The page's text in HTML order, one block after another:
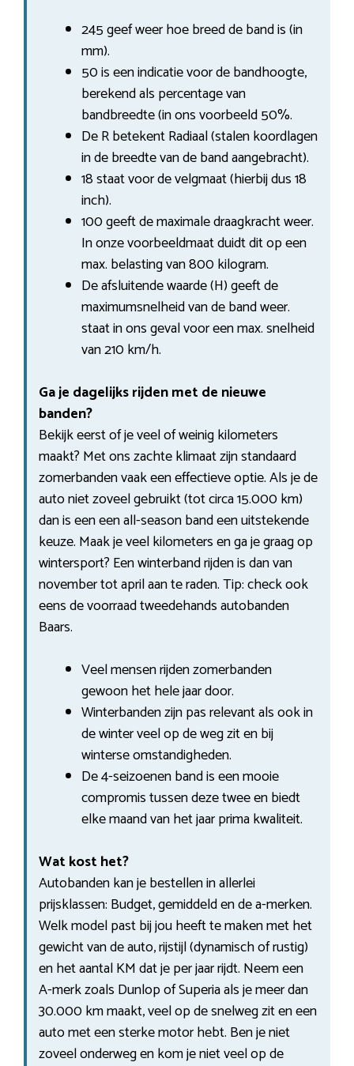
245 geef weer hoe breed de band is (in
mm).
50 is een indicatie voor de bandhoogte,
berekend als percentage van
bandbreedte (in ons voorbeeld 50%.
De R betekent Radiaal (stalen koordlagen
in de breedte van de band aangebracht).
18 staat voor de velgmaat (hierbij dus 18
inch).
100 geeft de maximale draagkracht weer.
In onze voorbeeldmaat duidt dit op een
max. belasting van 800 kilogram.
De afsluitende waarde (H) geeft de
maximumsnelheid van de band weer.
staat in ons geval voor een max. snelheid
van 210 km/h.
Ga je dagelijks rijden met de nieuwe
banden?
Bekijk eerst of je veel of weinig kilometers
maakt? Met ons zachte klimaat zijn standaard
zomerbanden vaak een effectieve optie. Als je de
auto niet zoveel gebruikt (tot circa 15.000 km)
dan is een een all-season band een uitstekende
keuze. Maak je veel kilometers en ga je graag op
wintersport? Een winterband rijden is dan van
november tot april aan te raden. Tip: check ook
eens de voorraad tweedehands autobanden
Baars.
Veel mensen rijden zomerbanden
gewoon het hele jaar door.
Winterbanden zijn pas relevant als ook in
de winter veel op de weg zit en bij
winterse omstandigheden.
De 4-seizoenen band is een mooie
compromis tussen deze twee en biedt
elke maand van het jaar prima kwaliteit.
Wat kost het?
Autobanden kan je bestellen in allerlei
prijsklassen: Budget, gemiddeld en de a-merken.
Welk model past bij jou heeft te maken met het
gewicht van de auto, rijstijl (dynamisch of rustig)
en het aantal KM dat je per jaar rijdt. Neem een
A-merk zoals Dunlop of Superia als je meer dan
30.000 km maakt, veel op de snelweg zit en een
auto met een sterke motor hebt. Ben je niet
zoveel onderweg en kom je niet veel op de